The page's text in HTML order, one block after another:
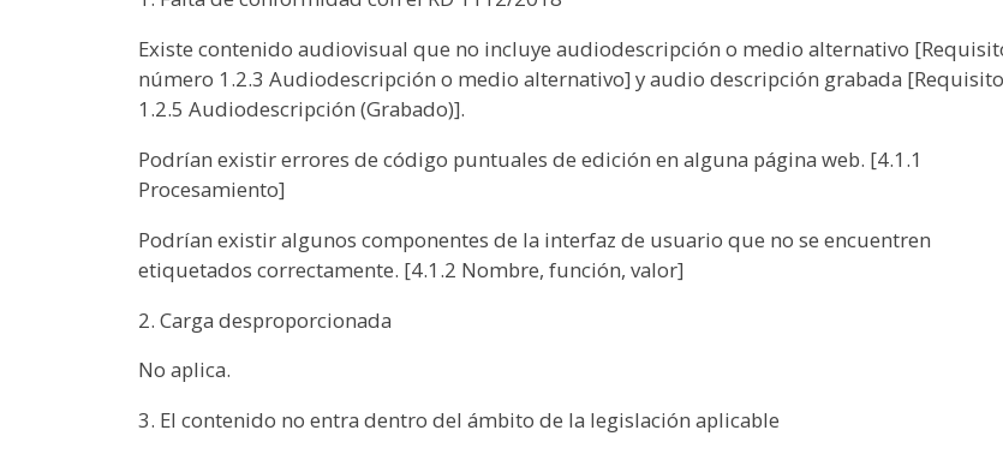
Existe contenido audiovisual que no incluye audiodescripción o medio alternativo
número 1.2.3 Audiodescripción o medio alternativo] y audio descripción grabada [Requisito
1.2.5 Audiodescripción (Grabado)].
Podrían existir errores de código puntuales de edición en alguna página web. [4.1.1
Procesamiento]
Podrían existir algunos componentes de la interfaz de usuario que no se encuentren
etiquetados correctamente. [4.1.2 Nombre, función, valor]
2. Carga desproporcionada
No aplica.
3. El contenido no entra dentro del ámbito de la legislación aplicable